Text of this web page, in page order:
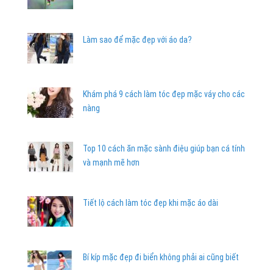
Làm sao để mặc đẹp với áo da?
Khám phá 9 cách làm tóc đẹp mặc váy cho các
nàng
Top 10 cách ăn mặc sành điệu giúp bạn cá tính
và mạnh mẽ hơn
Tiết lộ cách làm tóc đẹp khi mặc áo dài
Bí kíp mặc đẹp đi biển không phải ai cũng biết